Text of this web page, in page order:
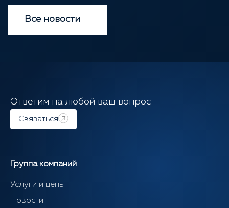
Все новости
Ответим на любой ваш вопрос
Связаться
Группа компаний
Услуги и цены
Новости